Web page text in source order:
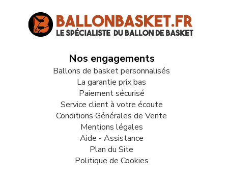
Nos engagements
Ballons de basket personnalisés
La garantie prix bas
Paiement sécurisé
Service client à votre écoute
Conditions Générales de Vente
Mentions légales
Aide - Assistance
Plan du Site
Politique de Cookies